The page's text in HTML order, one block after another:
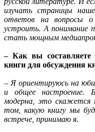
изучать страницы
ответов на вопросы
устроить. А понимание
стать мощным
– Как вы составляете
книги для обсуждения
– Я ориентируюсь на
и общее настроение.
модерна, это скажется
том, какую книгу мы
встрече, принимаю я.